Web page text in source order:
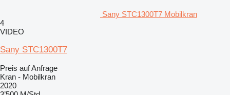
Sany STC1300T7 Mobilkran
4
VIDEO
Sany STC1300T7
Preis auf Anfrage
Kran - Mobilkran
2020